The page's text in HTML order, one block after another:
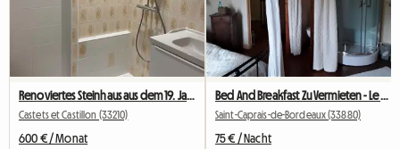
Renoviertes Steinhaus aus dem 19. Jahrhundert in der Nähe des Bordeaux-Kanals
Castets et Castillon (33210)
600 € / Monat
Bed And Breakfast Zu Vermieten - Le Joffrion
Saint-Caprais-de-Bordeaux (33880)
75 € / Nacht